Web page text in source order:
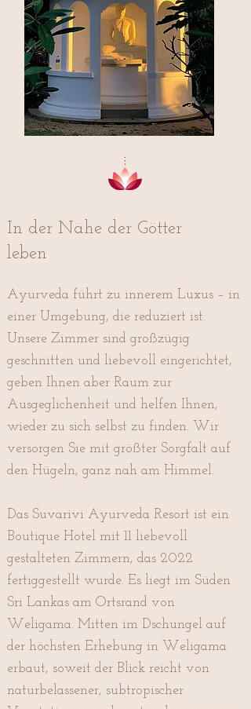
In der Nähe der Götter
leben
Ayurveda führt zu innerem Luxus – in
einer Umgebung, die reduziert ist.
Unsere Zimmer sind großzügig
geschnitten und liebevoll eingerichtet,
geben Ihnen aber Raum zur
Ausgeglichenheit und helfen Ihnen,
wieder zu sich selbst zu finden. Wir
versorgen Sie mit größter Sorgfalt auf
den Hügeln, ganz nah am Himmel.
Das Suvarivi Ayurveda Resort ist ein
Boutique Hotel mit 11 liebevoll
gestalteten Zimmern, das 2022
fertiggestellt wurde. Es liegt im Süden
Sri Lankas am Ortsrand von
Weligama. Mitten im Dschungel auf
der höchsten Erhebung in Weligama
erbaut, soweit der Blick reicht von
naturbelassener, subtropischer